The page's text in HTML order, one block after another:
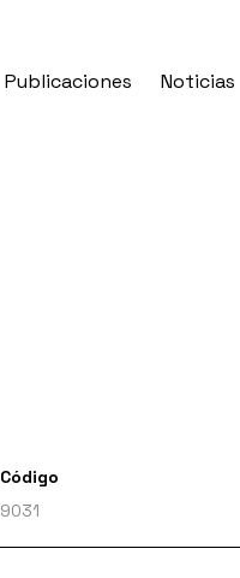
Publicaciones Noticias
Código
9031